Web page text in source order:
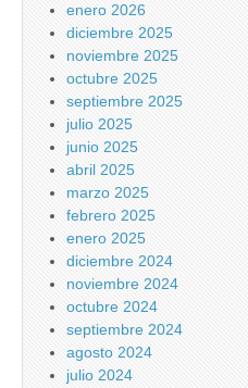
enero 2026
diciembre 2025
noviembre 2025
octubre 2025
septiembre 2025
julio 2025
junio 2025
abril 2025
marzo 2025
febrero 2025
enero 2025
diciembre 2024
noviembre 2024
octubre 2024
septiembre 2024
agosto 2024
julio 2024